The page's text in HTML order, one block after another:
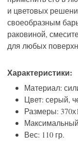
и цветовых
своеобразным
раковиной,
для любых
Характеристики:
Материал:
Цвет: серый,
Размеры:
Вес: 110 гр.